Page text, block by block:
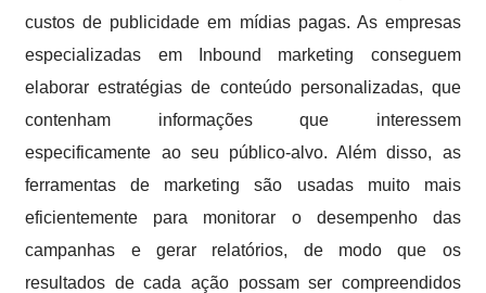
custos de publicidade em mídias pagas. As empresas
especializadas em Inbound marketing conseguem
elaborar estratégias de conteúdo personalizadas, que
contenham informações que interessem
especificamente ao seu público-alvo. Além disso, as
ferramentas de marketing são usadas muito mais
eficientemente para monitorar o desempenho das
campanhas e gerar relatórios, de modo que os
resultados de cada ação possam ser compreendidos